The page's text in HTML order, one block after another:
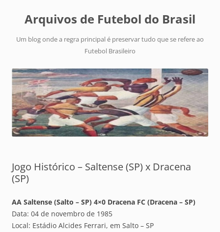
Arquivos de Futebol do Brasil
Um blog onde a regra principal é preservar tudo que se refere ao
Futebol Brasileiro
Jogo Histórico – Saltense (SP) x Dracena
(SP)
AA Saltense (Salto – SP) 4×0 Dracena FC (Dracena – SP)
Data: 04 de novembro de 1985
Local: Estádio Alcides Ferrari, em Salto – SP